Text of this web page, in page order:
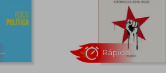
$ 62.000 45%